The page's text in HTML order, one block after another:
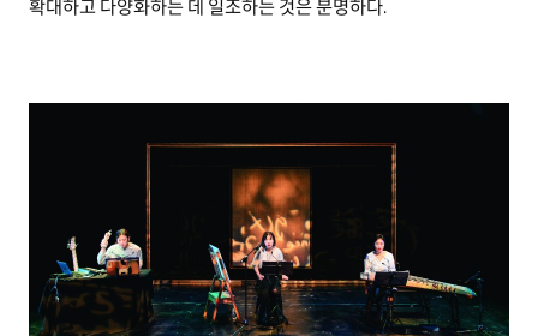
확대하고 다양화하는 데 일조하는 것은 분명하다.